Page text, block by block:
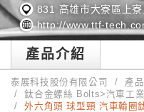
831 高雄市大寮區上
http://www.ttf-
產品介紹
泰展科技股份有限公司
產
鈦合金螺絲 Bolts>汽車工
外六角頭 球型頸 汽車輪圈